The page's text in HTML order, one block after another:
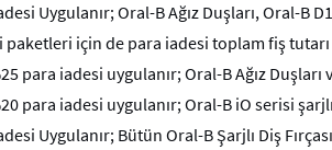
Uygulanır; Oral-B Ağız Duşları, Oral-B
paketleri için de para iadesi toplam fiş
para iadesi uygulanır; Oral-B Ağız Duşları
para iadesi uygulanır; Oral-B iO serisi şarjlı
Uygulanır; Bütün Oral-B Şarjlı Diş Fırçası